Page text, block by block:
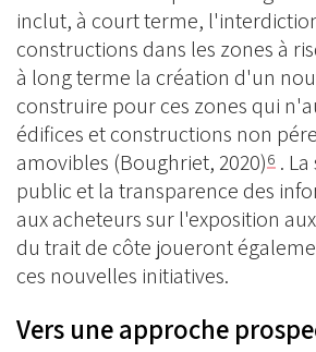
inclut, à court terme,
constructions dans les zones à
à long terme la création d'un
construire pour ces zones qui
édifices et constructions non
amovibles (Boughriet, 2020)6 .
public et la transparence des
aux acheteurs sur l'exposition
du trait de côte joueront
ces nouvelles initiatives.
Vers une approche